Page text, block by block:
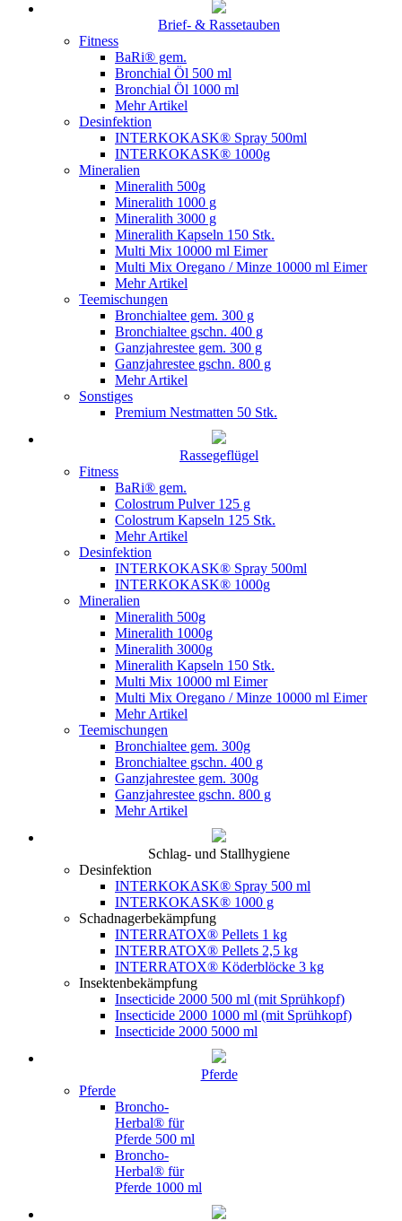
Brief- & Rassetauben
Fitness
BaRi® gem.
Bronchial Öl 500 ml
Bronchial Öl 1000 ml
Mehr Artikel
Desinfektion
INTERKOKASK® Spray 500ml
INTERKOKASK® 1000g
Mineralien
Mineralith 500g
Mineralith 1000 g
Mineralith 3000 g
Mineralith Kapseln 150 Stk.
Multi Mix 10000 ml Eimer
Multi Mix Oregano / Minze 10000 ml Eimer
Mehr Artikel
Teemischungen
Bronchialtee gem. 300 g
Bronchialtee gschn. 400 g
Ganzjahrestee gem. 300 g
Ganzjahrestee gschn. 800 g
Mehr Artikel
Sonstiges
Premium Nestmatten 50 Stk.
Rassegeflügel
Fitness
BaRi® gem.
Colostrum Pulver 125 g
Colostrum Kapseln 125 Stk.
Mehr Artikel
Desinfektion
INTERKOKASK® Spray 500ml
INTERKOKASK® 1000g
Mineralien
Mineralith 500g
Mineralith 1000g
Mineralith 3000g
Mineralith Kapseln 150 Stk.
Multi Mix 10000 ml Eimer
Multi Mix Oregano / Minze 10000 ml Eimer
Mehr Artikel
Teemischungen
Bronchialtee gem. 300g
Bronchialtee gschn. 400 g
Ganzjahrestee gem. 300g
Ganzjahrestee gschn. 800 g
Mehr Artikel
Schlag- und Stallhygiene
Desinfektion
INTERKOKASK® Spray 500 ml
INTERKOKASK® 1000 g
Schadnagerbekämpfung
INTERRATOX® Pellets 1 kg
INTERRATOX® Pellets 2,5 kg
INTERRATOX® Köderblöcke 3 kg
Insektenbekämpfung
Insecticide 2000 500 ml (mit Sprühkopf)
Insecticide 2000 1000 ml (mit Sprühkopf)
Insecticide 2000 5000 ml
Pferde
Pferde
Broncho-
Herbal® für
Pferde 500 ml
Broncho-
Herbal® für
Pferde 1000 ml